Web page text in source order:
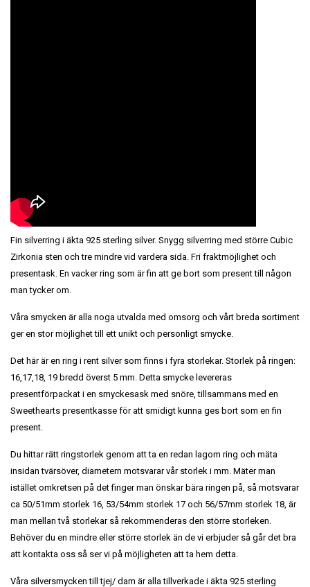
Fin silverring i äkta 925 sterling silver. Snygg silverring med större Cubic
Zirkonia sten och tre mindre vid vardera sida. Fri fraktmöjlighet och
presentask. En vacker ring som är fin att ge bort som present till någon
man tycker om.
Våra smycken är alla noga utvalda med omsorg och vårt breda sortiment
ger en stor möjlighet till ett unikt och personligt smycke.
Det här är en ring i rent silver som finns i fyra storlekar. Storlek på ringen:
16,17,18, 19 bredd överst 5 mm. Detta smycke levereras
presentförpackat i en smyckesask med snöre, tillsammans med en
Sweethearts presentkasse för att smidigt kunna ges bort som en fin
present.
Du hittar rätt ringstorlek genom att ta en redan lagom ring och mäta
insidan tvärsöver, diametern motsvarar vår storlek i mm. Mäter man
istället omkretsen på det finger man önskar bära ringen på, så motsvarar
ca 50/51mm storlek 16, 53/54mm storlek 17 och 56/57mm storlek 18, är
man mellan två storlekar så rekommenderas den större storleken.
Behöver du en mindre eller större storlek än de vi erbjuder så går det bra
att kontakta oss så ser vi på möjligheten att ta hem detta.
Våra silversmycken till tjej/ dam är alla tillverkade i äkta 925 sterling